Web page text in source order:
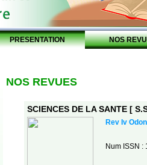
PRESENTATION NOS
NOS REVUES
SCIENCES DE LA SANTE [
Rev Iv
Num ISSN :